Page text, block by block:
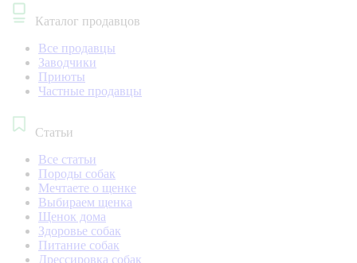
Каталог продавцов
Все продавцы
Заводчики
Приюты
Частные продавцы
Статьи
Все статьи
Породы собак
Мечтаете о щенке
Выбираем щенка
Щенок дома
Здоровье собак
Питание собак
Дрессировка собак